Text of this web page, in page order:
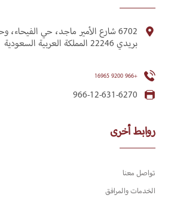
بريدي 22246 المملكة العربية السعودية
+966 9200 16965
966-12-631-6270
روابط أخرى
تواصل معنا
الخدمات والمرافق